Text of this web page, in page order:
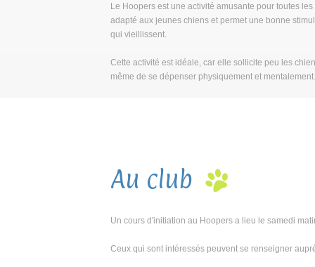
Le Hoopers est une activité amusante pour toutes
adapté aux jeunes chiens et permet une bonne
qui vieillissent.
Cette activité est idéale, car elle sollicite peu les
même de se dépenser physiquement et mentalement.
Au club
Un cours d'initiation au Hoopers a lieu le samedi
Ceux qui sont intéressés peuvent se renseigner